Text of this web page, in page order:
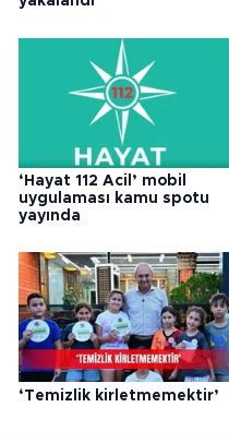
‘Hayat 112 Acil’ mobil
uygulaması kamu spotu
yayında
‘Temizlik kirletmemektir’